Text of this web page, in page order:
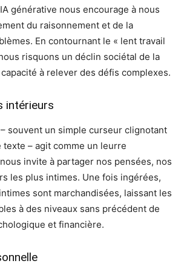
générative nous encourage à nous
du raisonnement et de la
En contournant le « lent travail
risquons un déclin sociétal de la
à relever des défis complexes.
intérieurs
– souvent un simple curseur clignotant
texte – agit comme un leurre
invite à partager nos pensées, nos
les plus intimes. Une fois ingérées,
sont marchandisées, laissant les
à des niveaux sans précédent de
et financière.